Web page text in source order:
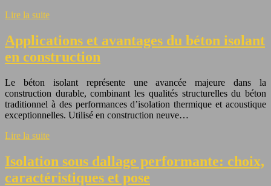
Lire la suite
Applications et avantages du béton isolant
en construction
Le béton isolant représente une avancée majeure dans la
construction durable, combinant les qualités structurelles du béton
traditionnel à des performances d’isolation thermique et acoustique
exceptionnelles. Utilisé en construction neuve…
Lire la suite
Isolation sous dallage performante: choix,
caractéristiques et pose